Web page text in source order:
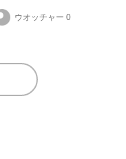
ウオッチャー 0